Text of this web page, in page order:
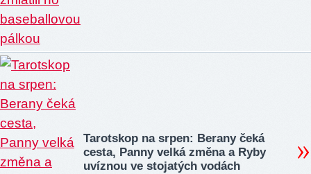
Tarotskop na srpen: Berany čeká
cesta, Panny velká změna a Ryby
uvíznou ve stojatých vodách